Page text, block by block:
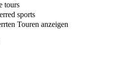
tours
sports
Touren anzeigen